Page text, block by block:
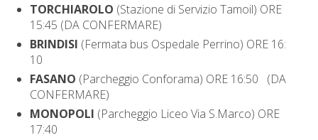
TORCHIAROLO (Stazione di Servizio Tamoil) ORE
15:45 (DA CONFERMARE)
BRINDISI (Fermata bus Ospedale Perrino) ORE 16:
10
FASANO (Parcheggio Conforama) ORE 16:50 (DA
CONFERMARE)
MONOPOLI (Parcheggio Liceo Via S.Marco) ORE
17:40